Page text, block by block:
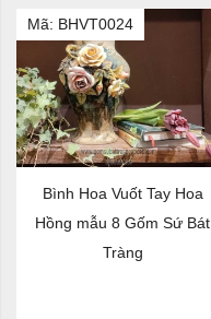
Mã: BHVT0024
Bình Hoa Vuốt Tay Hoa
Hồng mẫu 8 Gốm Sứ Bát
Tràng